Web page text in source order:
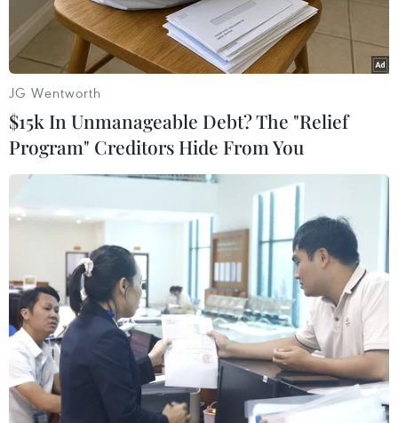
nước.
Tổng thống Hàn Quốc bị luận tội Yoon Suk Yeol trong bài phát
biểu với công chúng được phát qua video từ tư dinh ở Seoul,
ngày 15/1/2025. (Ảnh: CFP/TTXVN)
Theo hãng tin Yonhap, chỉ vài giờ sau khi bị Tòa
án Hiến pháp Hàn Quốc tuyên bãi chức, Tổng
JG Wentworth
$15k In Unmanageable Debt? The "Relief
Program" Creditors Hide From You